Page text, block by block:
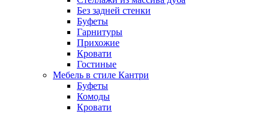
Без задней стенки
Буфеты
Гарнитуры
Прихожие
Кровати
Гостиные
Мебель в стиле Кантри
Буфеты
Комоды
Кровати